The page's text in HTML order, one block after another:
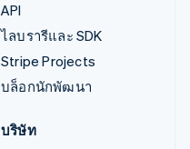
API
ไลบรารีและ SDK
Stripe Projects
บล็อกนักพัฒนา
บริษัท